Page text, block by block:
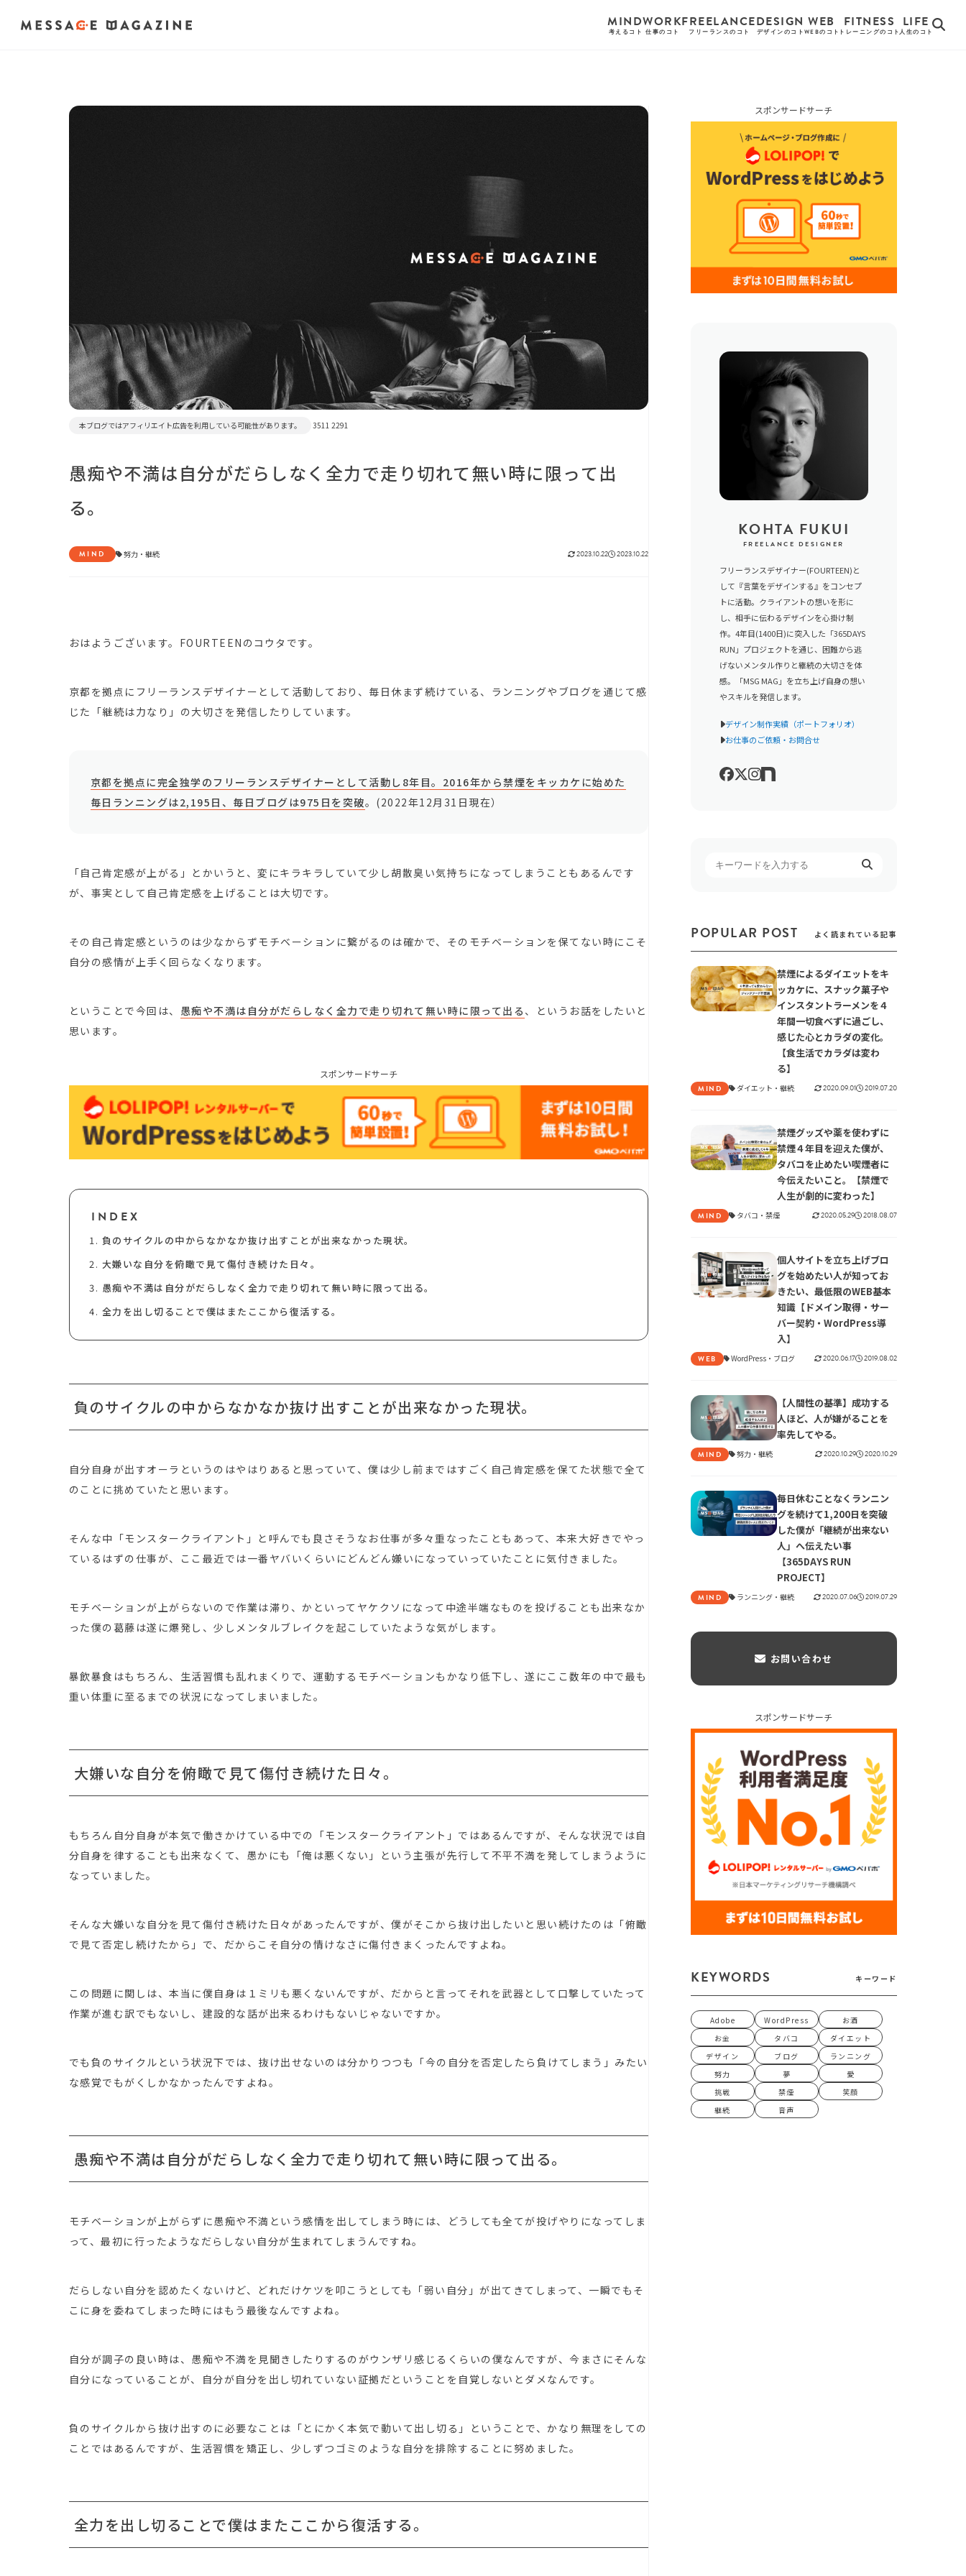
MIND
考えるコト
WORK
仕事のコト
FREELANCE
フリーランスのコト
DESIGN
デザインのコト
WEB
WEBのコト
FITNESS
トレーニングのコト
LIFE
人生のコト
本ブログではアフィリエイト広告を利用している可能性があります。 3511 2291
愚痴や不満は自分がだらしなく全力で走り切れて無い時に限って出
る。
MIND 努力・ 継続 2023.10.22 2023.10.22
おはようございます。FOURTEENのコウタです。
京都を拠点にフリーランスデザイナーとして活動しており、毎日休まず続けている、ランニングやブログを通じて感
じた「継続は力なり」の大切さを発信したりしています。
京都を拠点に完全独学のフリーランスデザイナーとして活動し8年目。2016年から禁煙をキッカケに始めた
毎日ランニングは2,195日、毎日ブログは975日を突破。(2022年12月31日現在）
「自己肯定感が上がる」とかいうと、変にキラキラしていて少し胡散臭い気持ちになってしまうこともあるんです
が、事実として自己肯定感を上げることは大切です。
その自己肯定感というのは少なからずモチベーションに繋がるのは確かで、そのモチベーションを保てない時にこそ
自分の感情が上手く回らなくなります。
ということで今回は、 愚痴や不満は自分がだらしなく全力で走り切れて無い時に限って出る 、というお話をしたいと
思います。
スポンサードサーチ
INDEX
負のサイクルの中からなかなか抜け出すことが出来なかった現状。
大嫌いな自分を俯瞰で見て傷付き続けた日々。
愚痴や不満は自分がだらしなく全力で走り切れて無い時に限って出る。
全力を出し切ることで僕はまたここから復活する。
負のサイクルの中からなかなか抜け出すことが出来なかった現状。
自分自身が出すオーラというのはやはりあると思っていて、僕は少し前まではすごく自己肯定感を保てた状態で全て
のことに挑めていたと思います。
そんな中「モンスタークライアント」と呼んでも良さそうなお仕事が多々重なったこともあって、本来大好きでやっ
ているはずの仕事が、ここ最近では一番ヤバいくらいにどんどん嫌いになっていっていたことに気付きました。
モチベーションが上がらないので作業は滞り、かといってヤケクソになって中途半端なものを投げることも出来なか
った僕の葛藤は遂に爆発し、少しメンタルブレイクを起こしていたような気がします。
暴飲暴食はもちろん、生活習慣も乱れまくりで、運動するモチベーションもかなり低下し、遂にここ数年の中で最も
重い体重に至るまでの状況になってしまいました。
大嫌いな自分を俯瞰で見て傷付き続けた日々。
もちろん自分自身が本気で働きかけている中での「モンスタークライアント」ではあるんですが、そんな状況では自
分自身を律することも出来なくて、愚かにも「俺は悪くない」という主張が先行して不平不満を発してしまうように
なっていました。
そんな大嫌いな自分を見て傷付き続けた日々があったんですが、僕がそこから抜け出したいと思い続けたのは「俯瞰
で見て否定し続けたから」で、だからこそ自分の情けなさに傷付きまくったんですよね。
この問題に関しは、本当に僕自身は１ミリも悪くないんですが、だからと言ってそれを武器として口撃していたって
作業が進む訳でもないし、建設的な話が出来るわけもないじゃないですか。
でも負のサイクルという状況下では、抜け出せないのは分かりつつも「今の自分を否定したら負けてしまう」みたい
な感覚でもがくしかなかったんですよね。
愚痴や不満は自分がだらしなく全力で走り切れて無い時に限って出る。
モチベーションが上がらずに愚痴や不満という感情を出してしまう時には、どうしても全てが投げやりになってしま
って、最初に行ったようなだらしない自分が生まれてしまうんですね。
だらしない自分を認めたくないけど、どれだけケツを叩こうとしても「弱い自分」が出てきてしまって、一瞬でもそ
こに身を委ねてしまった時にはもう最後なんですよね。
自分が調子の良い時は、愚痴や不満を見聞きしたりするのがウンザリ感じるくらいの僕なんですが、今まさにそんな
自分になっていることが、自分が自分を出し切れていない証拠だということを自覚しないとダメなんです。
負のサイクルから抜け出すのに必要なことは「とにかく本気で動いて出し切る」ということで、かなり無理をしての
ことではあるんですが、生活習慣を矯正し、少しずつゴミのような自分を排除することに努めました。
全力を出し切ることで僕はまたここから復活する。
スポンサードサーチ
KOHTA FUKUI
FREELANCE DESIGNER
フリーランスデザイナー(FOURTEEN)と
して『言葉をデザインする』をコンセプ
トに活動。クライアントの想いを形に
し、相手に伝わるデザインを心掛け制
作。4年目(1400日)に突入した「365DAYS
RUN」プロジェクトを通じ、困難から逃
げないメンタル作りと継続の大切さを体
感。「MSG MAG」を立ち上げ自身の想い
やスキルを発信します。
デザイン制作実績（ポートフォリオ）
お仕事のご依頼・お問合せ
POPULAR POST よく読まれている記事
禁煙によるダイエットをキ
ッカケに、スナック菓子や
インスタントラーメンを４
年間一切食べずに過ごし、
感じた心とカラダの変化。
【食生活でカラダは変わ
る】
MIND ダイエット 継続 2020.09.01 2019.07.20
禁煙グッズや薬を使わずに
禁煙４年目を迎えた僕が、
タバコを止めたい喫煙者に
今伝えたいこと。【禁煙で
人生が劇的に変わった】
MIND タバコ 禁煙 2020.05.29 2018.08.07
個人サイトを立ち上げブロ
グを始めたい人が知ってお
きたい、最低限のWEB基本
知識【ドメイン取得・サー
バー契約・WordPress導
入】
WEB WordPress ブログ 2020.06.17 2019.08.02
【人間性の基準】成功する
人ほど、人が嫌がることを
率先してやる。
MIND 努力 継続 2020.10.29 2020.10.29
毎日休むことなくランニン
グを続けて1,200日を突破
した僕が「継続が出来ない
人」へ伝えたい事
【365DAYS RUN
PROJECT】
MIND ランニング 継続 2020.07.06 2019.07.29
お問い合わせ
スポンサードサーチ
KEYWORDS キーワード
Adobe WordPress
お酒
お金
タバコ
ダイエット
デザイン
ブログ
ランニング
努力
夢
愛
挑戦
禁煙
笑顔
継続
音声